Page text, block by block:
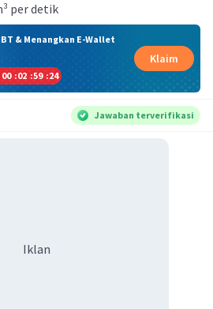
per detik
& Menangkan E-Wallet
00 :02 :59 :23
Klaim
Jawaban terverifikasi
Iklan